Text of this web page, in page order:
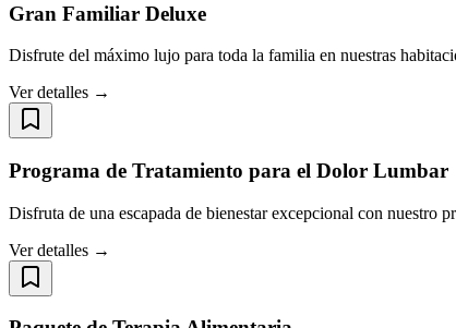
Gran Familiar Deluxe
Disfrute del máximo lujo para toda la familia en nuestras
Ver detalles →
Programa de Tratamiento para el Dolor Lumbar
Disfruta de una escapada de bienestar excepcional con
Ver detalles →